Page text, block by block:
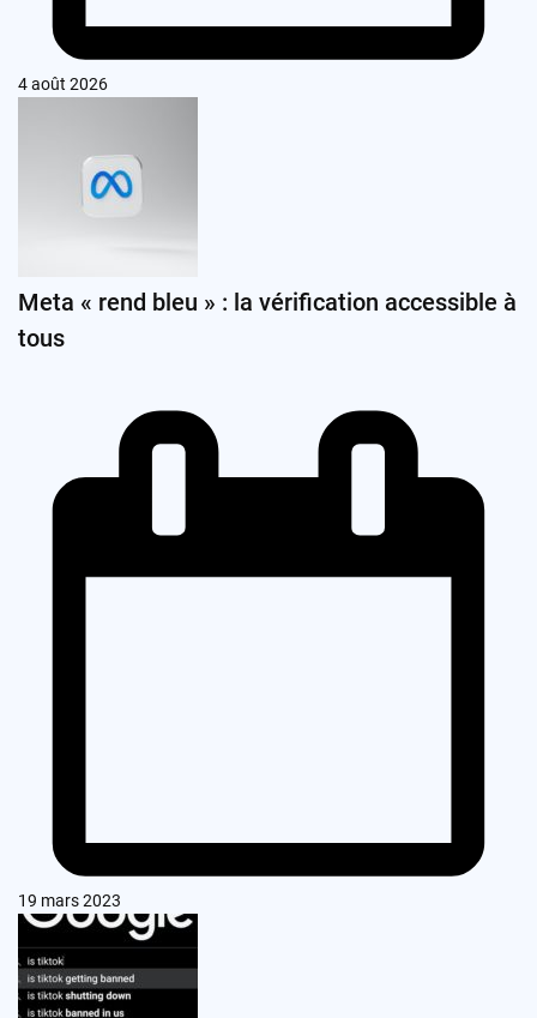
4 août 2026
Meta « rend bleu » : la vérification accessible à
tous
19 mars 2023